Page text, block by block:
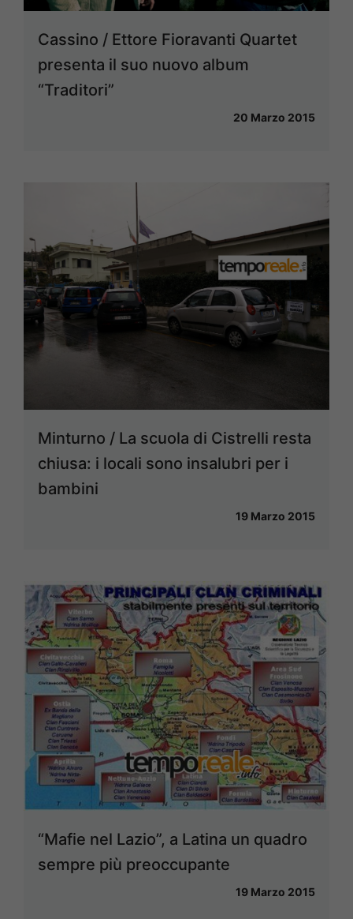
Cassino / Ettore Fioravanti Quartet
presenta il suo nuovo album
“Traditori”
20 Marzo 2015
Minturno / La scuola di Cistrelli resta
chiusa: i locali sono insalubri per i
bambini
19 Marzo 2015
“Mafie nel Lazio”, a Latina un quadro
sempre più preoccupante
19 Marzo 2015